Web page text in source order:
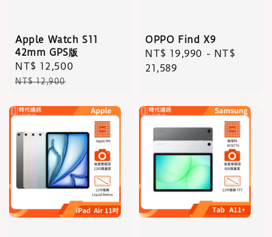
Apple Watch S11
42mm GPS版
Sale
price
NT$ 12,500
NT$ 12,900
OPPO Find X9
Regular
price
NT$ 19,990 - NT$
21,589